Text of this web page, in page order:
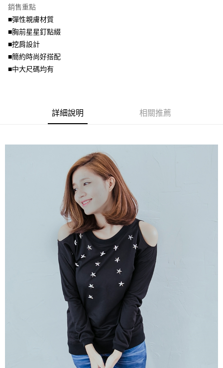
帳／街口支付／iPASS MONEY」等通路繳費。
【注意事項】
1.本服務係由「台灣大哥大股份有限公司」（以下簡稱本公司）所提供，讓
用戶於交易時，得透過本服務購買商品或服務，並由商店將買賣／分期付款
買賣價金債權讓與本公司後，依約使用本公司帳單繳交帳款。
資料（包含姓名、電話或地址）提供予台灣大哥大進項蒐集、處理及利用，
結帳頁面，進行簡訊認證並確認金額後，即可完成結帳。
３．收到繳費通知簡訊後14天內，點擊此簡訊中的連結，可透過四大超商／
ATM／網路銀行／等多元方式進行付款，方視為交易完成。
※ 請注意：結帳手續完成當下不需立刻繳費，但若您需要取消訂單，請聯絡
購買商品的店家。未經商家同意取消之訂單仍視為有效，需透過AFTEE先享
後付繳納相關費用。
※ 交易是否成功請以「AFTEE先享後付 」之結帳頁面顯示為準，若有關於
１．透過由恩沛科技股份有限公司提供之「AFTEE先享後付」服務完成之交
３．未成年的使用者請事先徵得法定代理人或監護人之同意方可使用
「AFTEE先享後付」，若未經同意申辦者引起之損失，本公司不負相關責
４．使用「AFTEE先享後付」時，將依據個別帳號之用戶狀況，依本公司即
時審查核予不同之上限額度；若仍有額度不足之情形，本公司將視審查結果
請求用戶進行身份認證。
５．嚴禁一人註冊多個帳號或使用他人資訊註冊。若發現惡意使用之情形，
恩沛科技股份有限公司將有權停止該用戶之使用額度並採取法律行動。
付款後全家取貨
每筆NT$70，滿NT$699(含以上)免運費
7-11取貨付款
每筆NT$70，滿NT$799(含以上)免運費
付款後7-11取貨
每筆NT$100，滿NT$1,000(含以上)免運費
銷售重點
■彈性親膚材質
■胸前星星釘點綴
■挖肩設計
■簡約時尚好搭配
■中大尺碼均有
詳細說明 相關推薦